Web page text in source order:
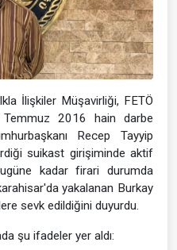
İlişkiler Müşavirliği, FETÖ
Temmuz 2016 hain darbe
Recep Tayyip
suikast girişiminde aktif
kadar firari durumda
yakalanan Burkay
sevk edildiğini duyurdu.
şu ifadeler yer aldı: